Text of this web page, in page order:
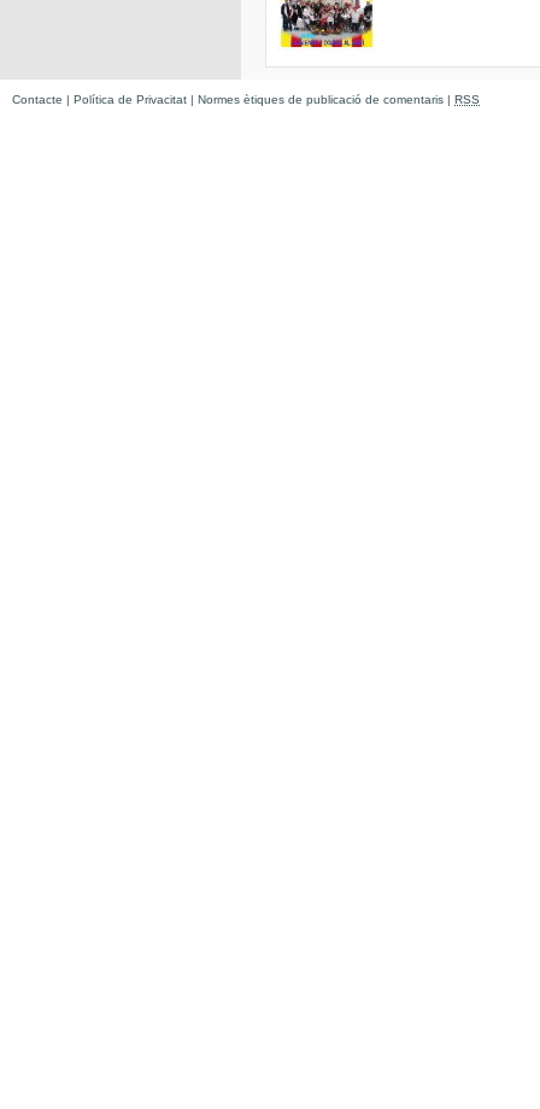
Contacte | Política de Privacitat | Normes ètiques de publicació de comentaris | RSS